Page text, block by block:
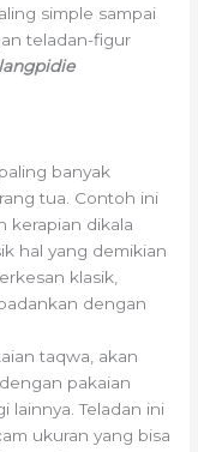
simple sampai
teladan-figur
banyak
tua. Contoh ini
kerapian dikala
hal yang demikian
klasik,
dengan
taqwa, akan
pakaian
lainnya. Teladan ini
ukuran yang bisa